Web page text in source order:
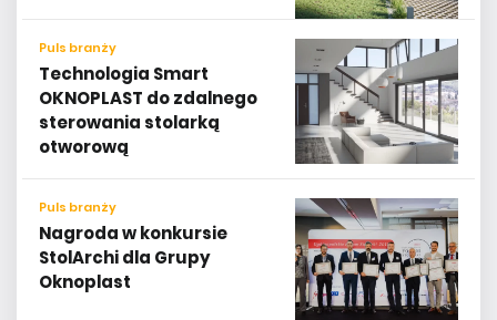
Puls branży
Technologia Smart
OKNOPLAST do zdalnego
sterowania stolarką
otworową
Puls branży
Nagroda w konkursie
StolArchi dla Grupy
Oknoplast